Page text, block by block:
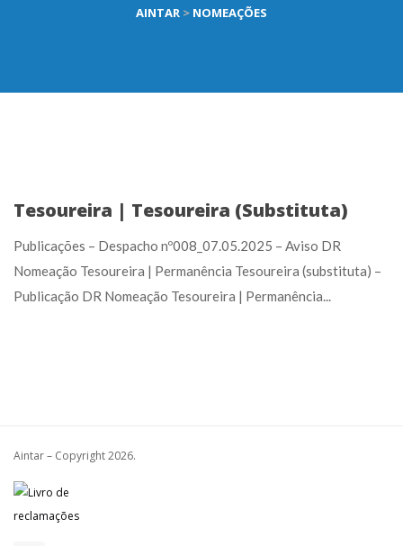
AINTAR > NOMEAÇÕES
Tesoureira | Tesoureira (Substituta)
Publicações – Despacho nº008_07.05.2025 – Aviso DR
Nomeação Tesoureira | Permanência Tesoureira (substituta) –
Publicação DR Nomeação Tesoureira | Permanência...
Aintar – Copyright2026.